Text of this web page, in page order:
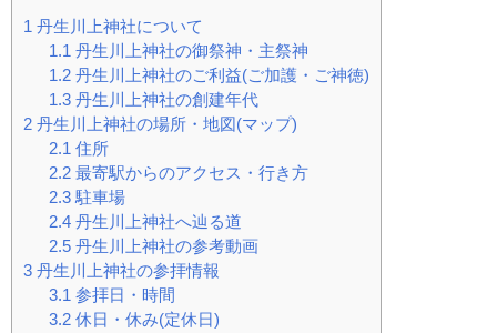
1 丹生川上神社について
1.1丹生川上神社の御祭神・主祭神
1.2丹生川上神社のご利益(ご加護・ご神徳)
1.3丹生川上神社の創建年代
2 丹生川上神社の場所・地図(マップ)
2.1住所
2.2最寄駅からのアクセス・行き方
2.3駐車場
2.4丹生川上神社へ辿る道
2.5丹生川上神社の参考動画
3 丹生川上神社の参拝情報
3.1参拝日・時間
3.2休日・休み(定休日)